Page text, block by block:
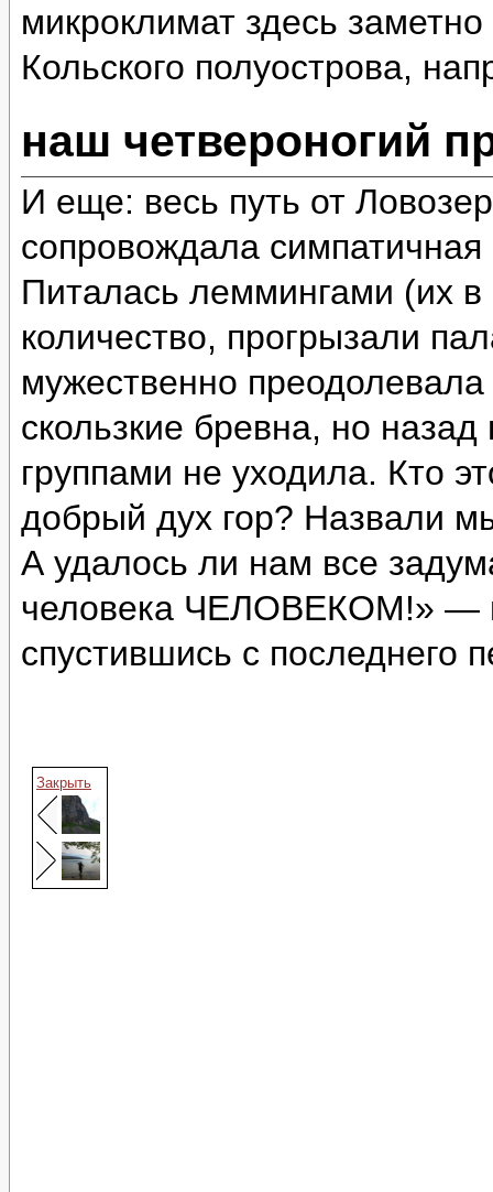
микроклимат здесь
Кольского полуострова,
наш четвероногий
И еще: весь путь от
сопровождала симпатичная
Питалась леммингами (их
количество, прогрызали
мужественно
скользкие бревна, но
группами не уходила. Кто
добрый дух гор? Назвали
А удалось ли нам все
человека ЧЕЛОВЕКОМ!» —
спустившись с последнего
Закрыть